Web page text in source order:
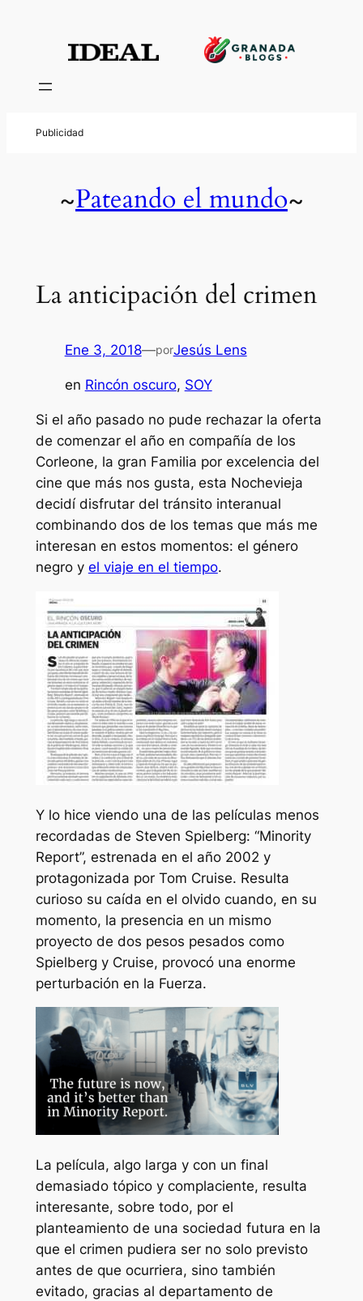
~Pateando el mundo~
La anticipación del crimen
Ene 3, 2018—porJesús Lens
en Rincón oscuro, SOY
Si el año pasado no pude rechazar la oferta
de comenzar el año en compañía de los
Corleone, la gran Familia por excelencia del
cine que más nos gusta, esta Nochevieja
decidí disfrutar del tránsito interanual
combinando dos de los temas que más me
interesan en estos momentos: el género
negro y el viaje en el tiempo.
Y lo hice viendo una de las películas menos
recordadas de Steven Spielberg: “Minority
Report”, estrenada en el año 2002 y
protagonizada por Tom Cruise. Resulta
curioso su caída en el olvido cuando, en su
momento, la presencia en un mismo
proyecto de dos pesos pesados como
Spielberg y Cruise, provocó una enorme
perturbación en la Fuerza.
La película, algo larga y con un final
demasiado tópico y complaciente, resulta
interesante, sobre todo, por el
planteamiento de una sociedad futura en la
que el crimen pudiera ser no solo previsto
antes de que ocurriera, sino también
evitado, gracias al departamento de